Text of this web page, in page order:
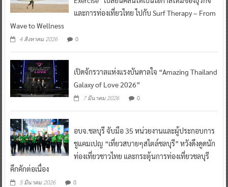
และการท่องเที่ยวไทย ไปกับ Surf Therapy – From
Wave to Wellness
4 สิงหาคม 2026 0
เปิดจักรวาลแห่งแรงบันดาลใจ “Amazing Thailand
Galaxy of Love 2026”
7 มีนาคม 2026 0
อบจ.ชลบุรี จับมือ 35 หน่วยงานและผู้ประกอบการ
ชูแคมเปญ “เที่ยวสบายๆสไตล์ชลบุรี” หวังดึงดูดนัก
ท่องเที่ยวชาวไทย และกระตุ้นการท่องเที่ยวชลบุรี
คึกคักต่อเนื่อง
5 มีนาคม 2026 0